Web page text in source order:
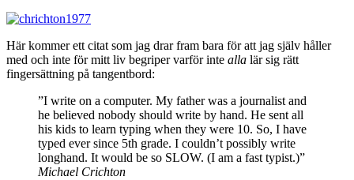
Här kommer ett citat som jag drar fram bara för att jag själv håller
med och inte för mitt liv begriper varför inte alla lär sig rätt
fingersättning på tangentbord:
”I write on a computer. My father was a journalist and
he believed nobody should write by hand. He sent all
his kids to learn typing when they were 10. So, I have
typed ever since 5th grade. I couldn’t possibly write
longhand. It would be so SLOW. (I am a fast typist.)”
Michael Crichton